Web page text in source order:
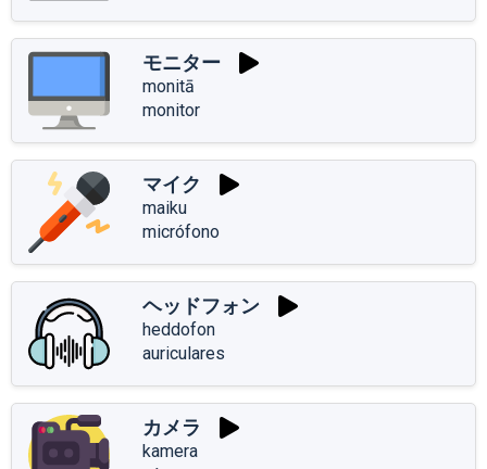
モニター
monitā
monitor
マイク
maiku
micrófono
ヘッドフォン
heddofon
auriculares
カメラ
kamera